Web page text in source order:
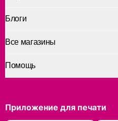
Помощь
Блоги
Все магазины
Приложение для печати